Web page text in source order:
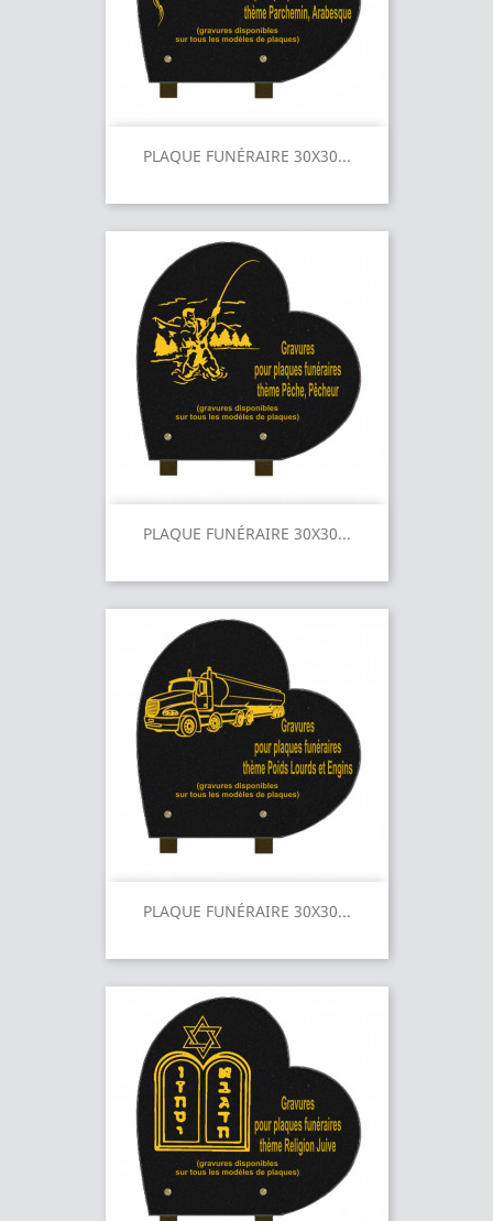
PLAQUE FUNÉRAIRE 30X30...
PLAQUE FUNÉRAIRE 30X30...
PLAQUE FUNÉRAIRE 30X30...